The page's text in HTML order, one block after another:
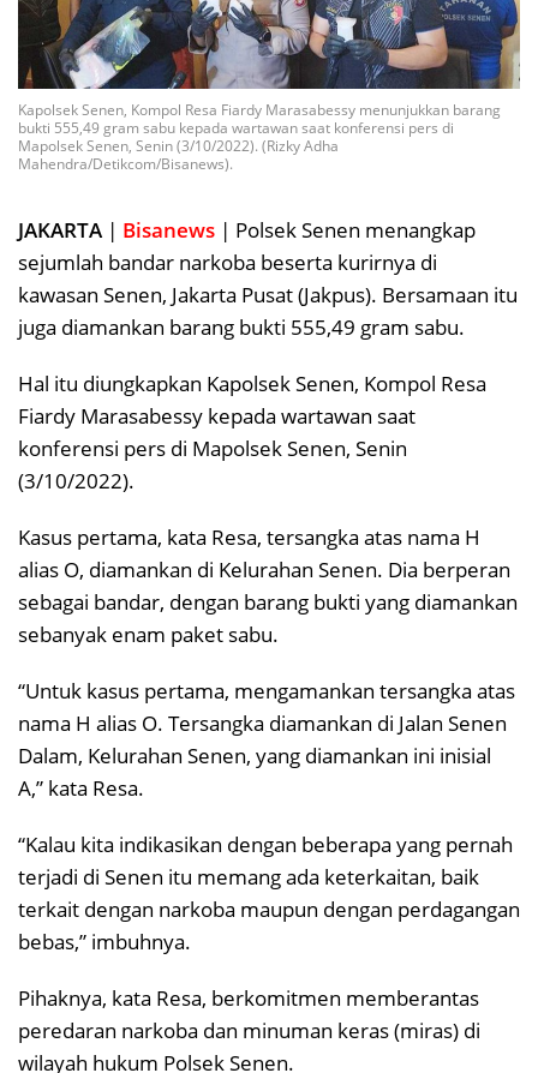
Kapolsek Senen, Kompol Resa Fiardy Marasabessy menunjukkan barang
bukti 555,49 gram sabu kepada wartawan saat konferensi pers di
Mapolsek Senen, Senin (3/10/2022). (Rizky Adha
Mahendra/Detikcom/Bisanews).
JAKARTA | Bisanews | Polsek Senen menangkap
sejumlah bandar narkoba beserta kurirnya di
kawasan Senen, Jakarta Pusat (Jakpus). Bersamaan itu
juga diamankan barang bukti 555,49 gram sabu.
Hal itu diungkapkan Kapolsek Senen, Kompol Resa
Fiardy Marasabessy kepada wartawan saat
konferensi pers di Mapolsek Senen, Senin
(3/10/2022).
Kasus pertama, kata Resa, tersangka atas nama H
alias O, diamankan di Kelurahan Senen. Dia berperan
sebagai bandar, dengan barang bukti yang diamankan
sebanyak enam paket sabu.
“Untuk kasus pertama, mengamankan tersangka atas
nama H alias O. Tersangka diamankan di Jalan Senen
Dalam, Kelurahan Senen, yang diamankan ini inisial
A,” kata Resa.
“Kalau kita indikasikan dengan beberapa yang pernah
terjadi di Senen itu memang ada keterkaitan, baik
terkait dengan narkoba maupun dengan perdagangan
bebas,” imbuhnya.
Pihaknya, kata Resa, berkomitmen memberantas
peredaran narkoba dan minuman keras (miras) di
wilayah hukum Polsek Senen.